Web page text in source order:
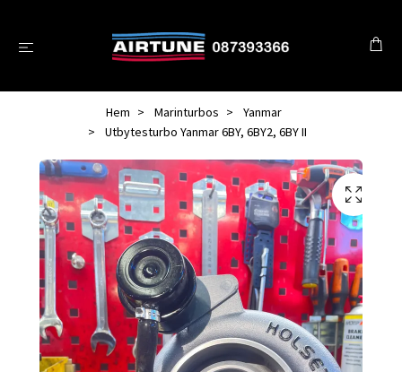
Hem Marinturbos
Yanmar
Utbytesturbo Yanmar 6BY, 6BY2, 6BY II